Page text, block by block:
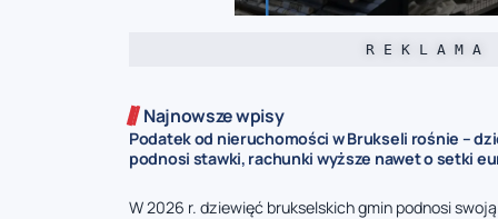
R E K L A M A
Najnowsze wpisy
Podatek od nieruchomości w Brukseli rośnie –
podnosi stawki, rachunki wyższe nawet o setki
W 2026 r. dziewięć brukselskich gmin podnosi